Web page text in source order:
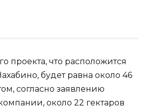
проекта, что расположится
будет равна около 46
согласно заявлению
около 22 гектаров